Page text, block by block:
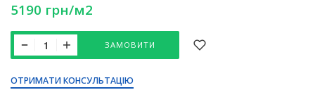
5190 грн/м2
ЗАМОВИТИ
ОТРИМАТИ КОНСУЛЬТАЦІЮ